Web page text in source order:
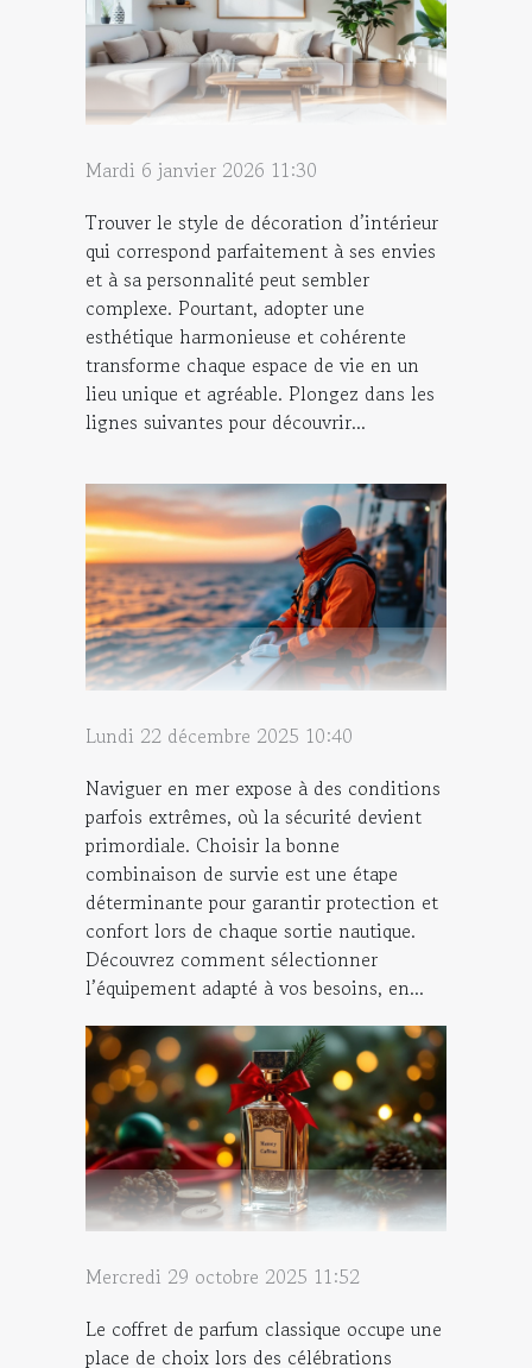
Mardi 6 janvier 2026 11:30
Trouver le style de décoration d’intérieur
qui correspond parfaitement à ses envies
et à sa personnalité peut sembler
complexe. Pourtant, adopter une
esthétique harmonieuse et cohérente
transforme chaque espace de vie en un
lieu unique et agréable. Plongez dans les
lignes suivantes pour découvrir...
Lundi 22 décembre 2025 10:40
Naviguer en mer expose à des conditions
parfois extrêmes, où la sécurité devient
primordiale. Choisir la bonne
combinaison de survie est une étape
déterminante pour garantir protection et
confort lors de chaque sortie nautique.
Découvrez comment sélectionner
l’équipement adapté à vos besoins, en...
Mercredi 29 octobre 2025 11:52
Le coffret de parfum classique occupe une
place de choix lors des célébrations